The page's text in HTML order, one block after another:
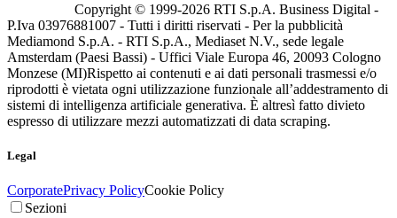
Copyright © 1999-2026 RTI S.p.A. Business Digital -
P.Iva 03976881007 - Tutti i diritti riservati - Per la pubblicità
Mediamond S.p.A. - RTI S.p.A., Mediaset N.V., sede legale
Amsterdam (Paesi Bassi) - Uffici Viale Europa 46, 20093 Cologno
Monzese (MI)Rispetto ai contenuti e ai dati personali trasmessi e/o
riprodotti è vietata ogni utilizzazione funzionale all’addestramento di
sistemi di intelligenza artificiale generativa. È altresì fatto divieto
espresso di utilizzare mezzi automatizzati di data scraping.
Legal
CorporatePrivacy PolicyCookie Policy
Sezioni